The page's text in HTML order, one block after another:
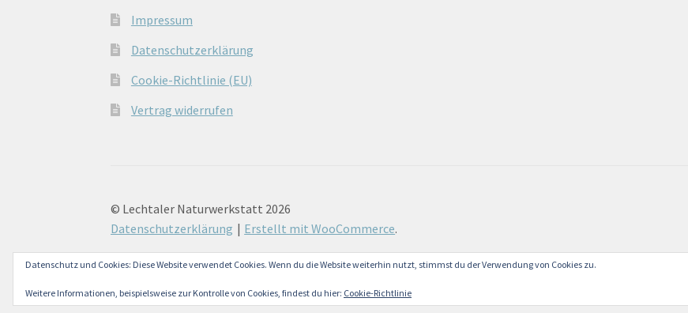
Impressum
Datenschutzerklärung
Cookie-Richtlinie (EU)
Vertrag widerrufen
© Lechtaler Naturwerkstatt 2026
Datenschutzerklärung
Erstellt mit WooCommerce.
Datenschutz und Cookies: Diese Website verwendet Cookies. Wenn du die Website weiterhin nutzt, stimmst du der Verwendung von Cookies zu.
Weitere Informationen, beispielsweise zur Kontrolle von Cookies, findest du hier: Cookie-Richtlinie